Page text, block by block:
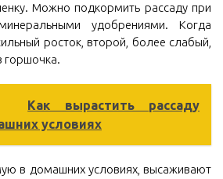
Можно подкормить рассаду при
удобрениями. Когда
росток, второй, более слабый,
горшочка.
Как вырастить рассаду
условиях
в домашних условиях, высаживают